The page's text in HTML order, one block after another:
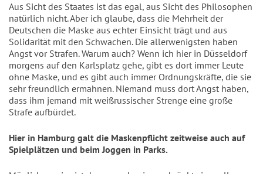
Aus Sicht des Staates ist das egal, aus Sicht des Philosophen
natürlich nicht. Aber ich glaube, dass die Mehrheit der
Deutschen die Maske aus echter Einsicht trägt und aus
Solidarität mit den Schwachen. Die allerwenigsten haben
Angst vor Strafen. Warum auch? Wenn ich hier in Düsseldorf
morgens auf den Karlsplatz gehe, gibt es dort immer Leute
ohne Maske, und es gibt auch immer Ordnungskräfte, die sie
sehr freundlich ermahnen. Niemand muss dort Angst haben,
dass ihm jemand mit weißrussischer Strenge eine große
Strafe aufbürdet.
Hier in Hamburg galt die Maskenpflicht zeitweise auch auf
Spielplätzen und beim Joggen in Parks.